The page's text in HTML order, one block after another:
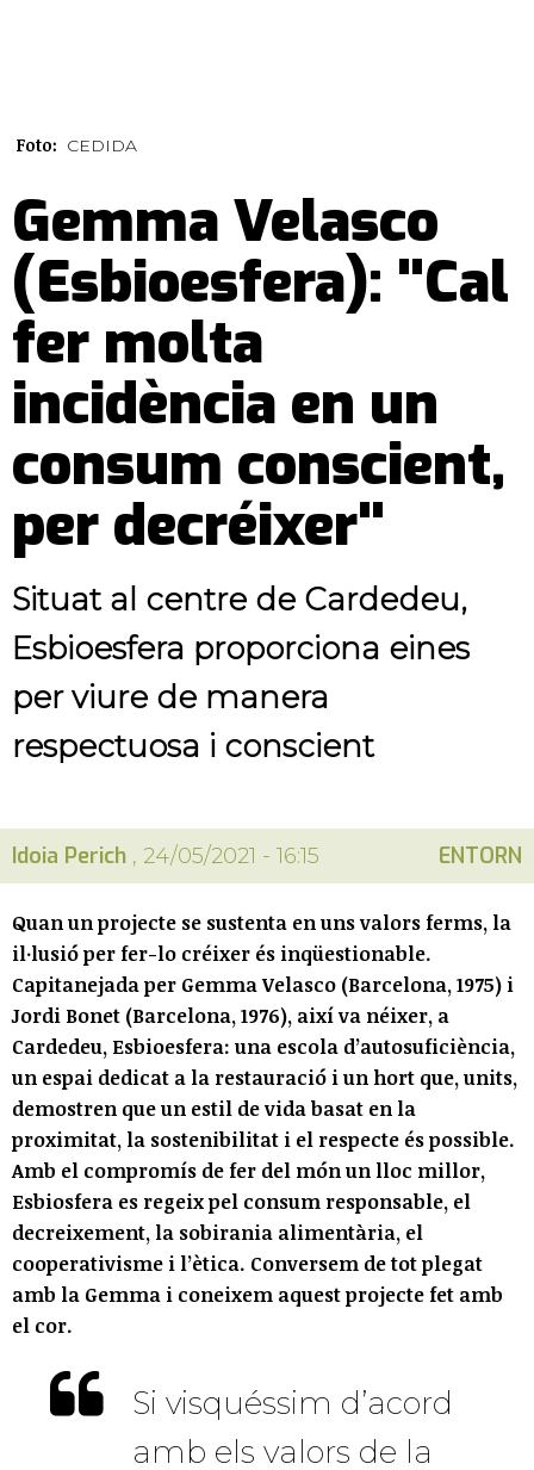
Foto: CEDIDA
Gemma Velasco
(Esbioesfera): "Cal
fer molta
incidència en un
consum conscient,
per decréixer"
Situat al centre de Cardedeu,
Esbioesfera proporciona eines
per viure de manera
respectuosa i conscient
Idoia Perich , 24/05/2021 - 16:15 ENTORN
Quan un projecte se sustenta en uns valors ferms, la
il·lusió per fer-lo créixer és inqüestionable.
Capitanejada per Gemma Velasco (Barcelona, 1975) i
Jordi Bonet (Barcelona, 1976), així va néixer, a
Cardedeu, Esbioesfera: una escola d’autosuficiència,
un espai dedicat a la restauració i un hort que, units,
demostren que un estil de vida basat en la
proximitat, la sostenibilitat i el respecte és possible.
Amb el compromís de fer del món un lloc millor,
Esbiosfera es regeix pel consum responsable, el
decreixement, la sobirania alimentària, el
cooperativisme i l’ètica. Conversem de tot plegat
amb la Gemma i coneixem aquest projecte fet amb
el cor.
Si visquéssim d’acord
amb els valors de la